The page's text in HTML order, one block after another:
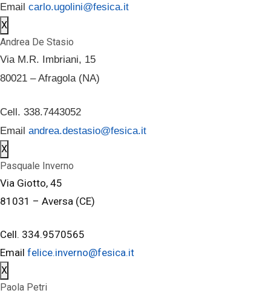
Email carlo.ugolini@fesica.it
X
Andrea De Stasio
Via M.R. Imbriani, 15
80021 – Afragola (NA)
Cell. 338.7443052
Email andrea.destasio@fesica.it
X
Pasquale Inverno
Via Giotto, 45
81031 – Aversa (CE)
Cell. 334.9570565
Email felice.inverno@fesica.it
X
Paola Petri